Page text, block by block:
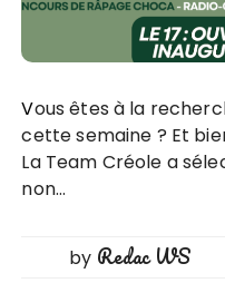
Vous êtes à la recherche d’idées de sorties pour
cette semaine ? Et
La Team Créole a
non…
by Redac WS